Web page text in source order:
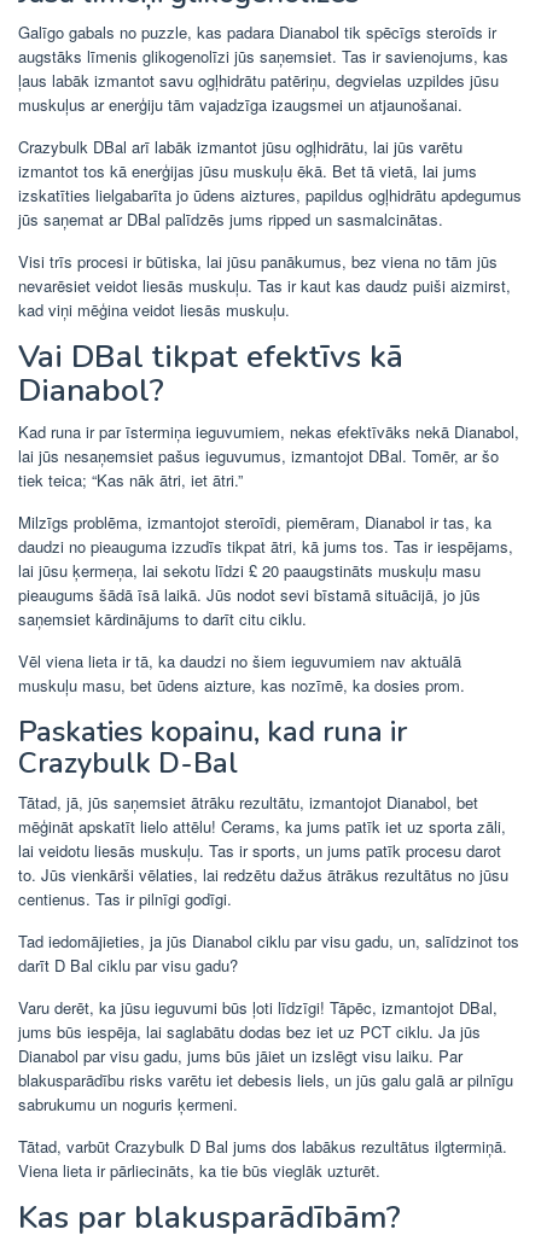
Galīgo gabals no puzzle, kas padara Dianabol tik spēcīgs steroīds ir
augstāks līmenis glikogenolīzi jūs saņemsiet. Tas ir savienojums, kas
ļaus labāk izmantot savu ogļhidrātu patēriņu, degvielas uzpildes jūsu
muskuļus ar enerģiju tām vajadzīga izaugsmei un atjaunošanai.
Crazybulk DBal arī labāk izmantot jūsu ogļhidrātu, lai jūs varētu
izmantot tos kā enerģijas jūsu muskuļu ēkā. Bet tā vietā, lai jums
izskatīties lielgabarīta jo ūdens aiztures, papildus ogļhidrātu apdegumus
jūs saņemat ar DBal palīdzēs jums ripped un sasmalcinātas.
Visi trīs procesi ir būtiska, lai jūsu panākumus, bez viena no tām jūs
nevarēsiet veidot liesās muskuļu. Tas ir kaut kas daudz puiši aizmirst,
kad viņi mēģina veidot liesās muskuļu.
Vai DBal tikpat efektīvs kā
Dianabol?
Kad runa ir par īstermiņa ieguvumiem, nekas efektīvāks nekā Dianabol,
lai jūs nesaņemsiet pašus ieguvumus, izmantojot DBal. Tomēr, ar šo
tiek teica; “Kas nāk ātri, iet ātri.”
Milzīgs problēma, izmantojot steroīdi, piemēram, Dianabol ir tas, ka
daudzi no pieauguma izzudīs tikpat ātri, kā jums tos. Tas ir iespējams,
lai jūsu ķermeņa, lai sekotu līdzi £ 20 paaugstināts muskuļu masu
pieaugums šādā īsā laikā. Jūs nodot sevi bīstamā situācijā, jo jūs
saņemsiet kārdinājums to darīt citu ciklu.
Vēl viena lieta ir tā, ka daudzi no šiem ieguvumiem nav aktuālā
muskuļu masu, bet ūdens aizture, kas nozīmē, ka dosies prom.
Paskaties kopainu, kad runa ir
Crazybulk D-Bal
Tātad, jā, jūs saņemsiet ātrāku rezultātu, izmantojot Dianabol, bet
mēģināt apskatīt lielo attēlu! Cerams, ka jums patīk iet uz sporta zāli,
lai veidotu liesās muskuļu. Tas ir sports, un jums patīk procesu darot
to. Jūs vienkārši vēlaties, lai redzētu dažus ātrākus rezultātus no jūsu
centienus. Tas ir pilnīgi godīgi.
Tad iedomājieties, ja jūs Dianabol ciklu par visu gadu, un, salīdzinot tos
darīt D Bal ciklu par visu gadu?
Varu derēt, ka jūsu ieguvumi būs ļoti līdzīgi! Tāpēc, izmantojot DBal,
jums būs iespēja, lai saglabātu dodas bez iet uz PCT ciklu. Ja jūs
Dianabol par visu gadu, jums būs jāiet un izslēgt visu laiku. Par
blakusparādību risks varētu iet debesis liels, un jūs galu galā ar pilnīgu
sabrukumu un noguris ķermeni.
Tātad, varbūt Crazybulk D Bal jums dos labākus rezultātus ilgtermiņā.
Viena lieta ir pārliecināts, ka tie būs vieglāk uzturēt.
Kas par blakusparādībām?